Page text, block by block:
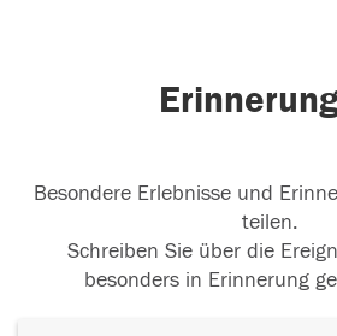
Besondere Erlebnisse und
teilen.
Schreiben Sie über die
besonders in Erinnerung